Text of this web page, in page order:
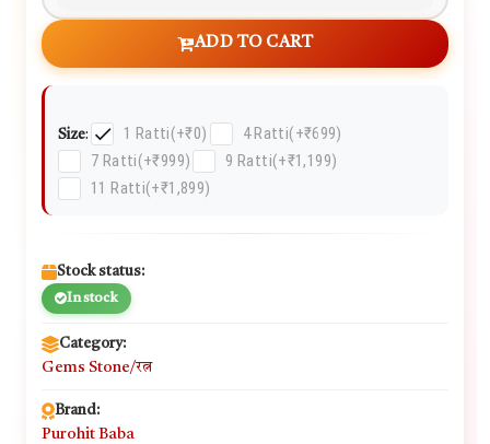
ADD TO CART
Size: 1 Ratti(+₹0) 4 Ratti(+₹699)
7 Ratti(+₹999) 9 Ratti(+₹1,199)
11 Ratti(+₹1,899)
Stock status:
In stock
Category:
Gems Stone/रत्न
Brand:
Purohit Baba